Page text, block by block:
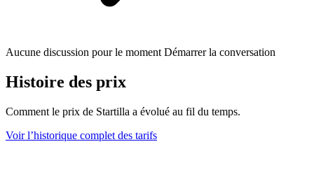
Aucune discussion pour le moment Démarrer la conversation
Histoire des prix
Comment le prix de Startilla a évolué au fil du temps.
Voir l’historique complet des tarifs